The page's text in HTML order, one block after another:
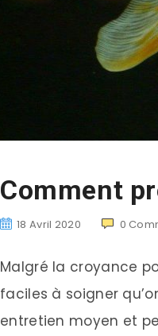
Comment
18 Avril 2020 0
Malgré la croyance
faciles à soigner
entretien moyen et